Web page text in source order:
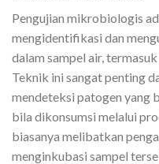
Pengujian mikrobiologis
mengidentifikasi dan
dalam sampel air,
Teknik ini sangat penting
mendeteksi patogen yang
bila dikonsumsi melalui
biasanya melibatkan
menginkubasi sampel